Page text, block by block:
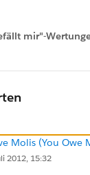
mir"-
Molis (You Owe
2012, 15:32